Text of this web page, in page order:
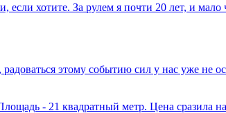
хотите. За рулем я почти 20 лет, и
этому событию сил у нас уже не
- 21 квадратный метр. Цена сразила